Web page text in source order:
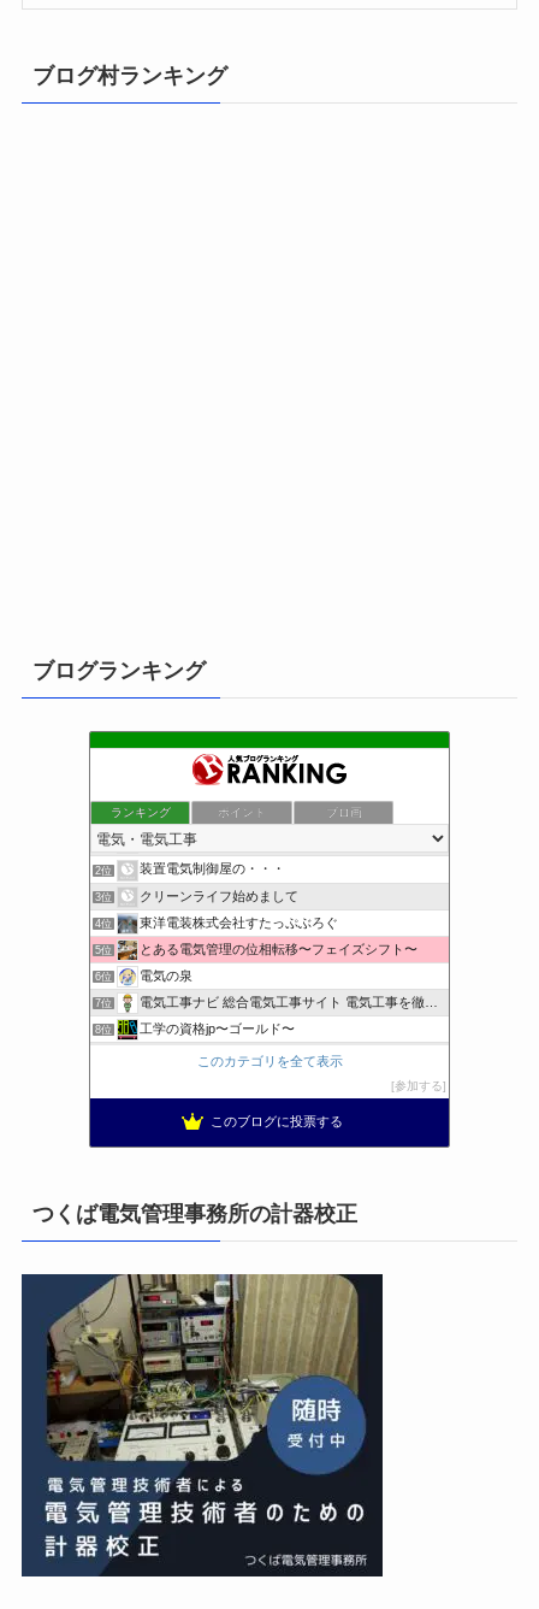
ブログ村ランキング
ブログランキング
ランキング ポイント ブロ画
1位 小さな引越し屋と電気工事屋の奮闘記
2位 装置電気制御屋の・・・
3位 クリーンライフ始めまして
4位 東洋電装株式会社すたっぷぶろぐ
5位 とある電気管理の位相転移〜フェイズシフト〜
6位 電気の泉
7位 電気工事ナビ 総合電気工事サイト 電気工事を徹底解説
8位 工学の資格jp〜ゴールド〜
日置空調 | エアコン取付 鹿児島 | 鹿児島のエアコン工事
15位 ★電験三種に合格させてあげる|理論攻略講座
このカテゴリを全て表示
参加する
このブログに投票する
つくば電気管理事務所の計器校正